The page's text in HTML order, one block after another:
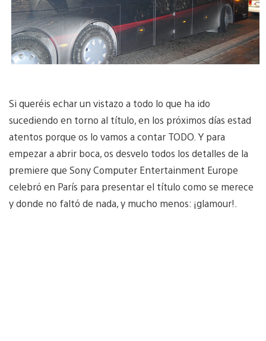
Si queréis echar un vistazo a todo lo que ha ido
sucediendo en torno al título, en los próximos días estad
atentos porque os lo vamos a contar TODO. Y para
empezar a abrir boca, os desvelo todos los detalles de la
premiere que Sony Computer Entertainment Europe
celebró en París para presentar el título como se merece
y donde no faltó de nada, y mucho menos: ¡glamour!.